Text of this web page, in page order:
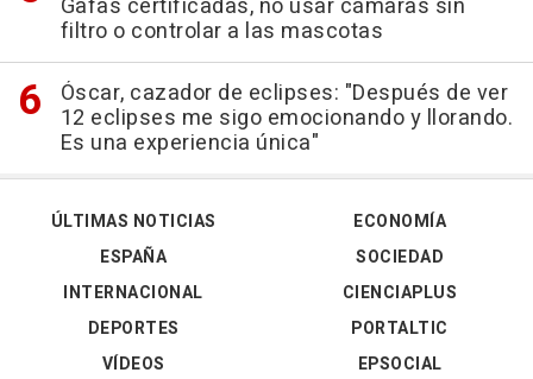
Gafas certificadas, no usar cámaras sin
filtro o controlar a las mascotas
Óscar, cazador de eclipses: "Después de ver
12 eclipses me sigo emocionando y llorando.
Es una experiencia única"
ÚLTIMAS NOTICIAS
ESPAÑA
INTERNACIONAL
DEPORTES
VÍDEOS
ECONOMÍA
SOCIEDAD
CIENCIAPLUS
PORTALTIC
EPSOCIAL